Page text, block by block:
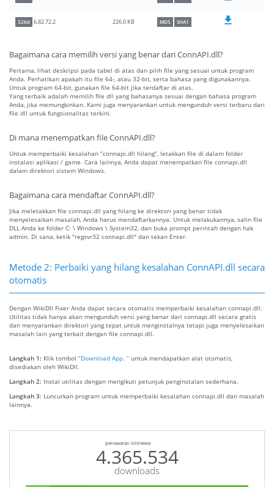
32bit 6.82.72.2 226.0 KB MD5 SHA1
Bagaimana cara memilih versi yang benar dari ConnAPI.dll?
Pertama, lihat deskripsi pada tabel di atas dan pilih file yang sesuai untuk program
Anda. Perhatikan apakah itu file 64-, atau 32-bit, serta bahasa yang digunakannya.
Untuk program 64-bit, gunakan file 64-bit jika terdaftar di atas.
Yang terbaik adalah memilih file dll yang bahasanya sesuai dengan bahasa program
Anda, jika memungkinkan. Kami juga menyarankan untuk mengunduh versi terbaru dari
file dll untuk fungsionalitas terkini.
Di mana menempatkan file ConnAPI.dll?
Untuk memperbaiki kesalahan “connapi.dll hilang”, letakkan file di dalam folder
instalasi aplikasi / game. Cara lainnya, Anda dapat menempatkan file connapi.dll
dalam direktori sistem Windows.
Bagaimana cara mendaftar ConnAPI.dll?
Jika meletakkan file connapi.dll yang hilang ke direktori yang benar tidak
menyelesaikan masalah, Anda harus mendaftarkannya. Untuk melakukannya, salin file
DLL Anda ke folder C: \ Windows \ System32, dan buka prompt perintah dengan hak
admin. Di sana, ketik "regsvr32 connapi.dll" dan tekan Enter.
Metode 2: Perbaiki yang hilang kesalahan ConnAPI.dll secara
otomatis
Dengan WikiDll Fixer Anda dapat secara otomatis memperbaiki kesalahan connapi.dll.
Utilitas tidak hanya akan mengunduh versi yang benar dari connapi.dll secara gratis
dan menyarankan direktori yang tepat untuk menginstalnya tetapi juga menyelesaikan
masalah lain yang terkait dengan file connapi.dll.
Langkah 1: Klik tombol “Download App. ” untuk mendapatkan alat otomatis,
disediakan oleh WikiDll.
Langkah 2: Instal utilitas dengan mengikuti petunjuk penginstalan sederhana.
Langkah 3: Luncurkan program untuk memperbaiki kesalahan connapi.dll dan masalah
lainnya.
penawaran istimewa
4.365.534
downloads